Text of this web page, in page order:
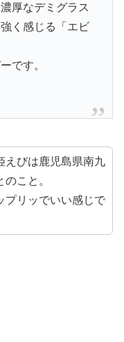
厚なデミグラス
く感じる「エビ
です。
えびは鹿児島県南九
こと。
プリッでいい感じで